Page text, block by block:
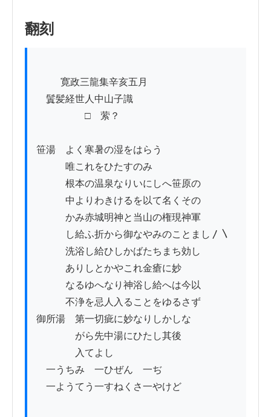
翻刻
鬒髪経世人中山子識
□　萦？
笹湯　よく寒暑の湿をはらう
唯これをひたすのみ
根本の温泉なりいにしへ笹原の
中よりわきけるを以て名くその
かみ赤城明神と当山の権現神軍
し給ふ折から御なやみのことまし〳〵
洗浴し給ひしかばたちまち効し
ありしとかやこれ金瘡に妙
なるゆへなり神浴し給へは今以
不浄を忌人入ることをゆるさず
御所湯　第一切疵に妙なりしかしな
がら先中湯にひたし其後
入てよし
一うちみ　一ひぜん　一ぢ
一ようてう一すねくさ一やけど